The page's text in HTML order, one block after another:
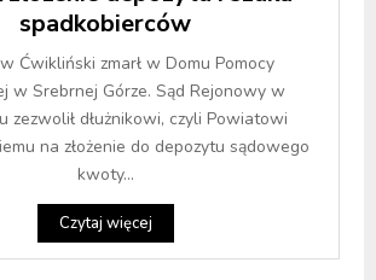
spadkobierców
Ćwikliński zmarł w Domu Pomocy
w Srebrnej Górze. Sąd Rejonowy w
zezwolił dłużnikowi, czyli Powiatowi
na złożenie do depozytu sądowego
kwoty...
Czytaj więcej